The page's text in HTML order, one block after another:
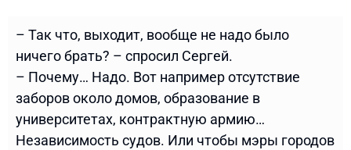
– Так что, выходит, вообще не надо было
ничего брать? – спросил Сергей.
– Почему… Надо. Вот например отсутствие
заборов около домов, образование в
университетах, контрактную армию…
Независимость судов. Или чтобы мэры городов